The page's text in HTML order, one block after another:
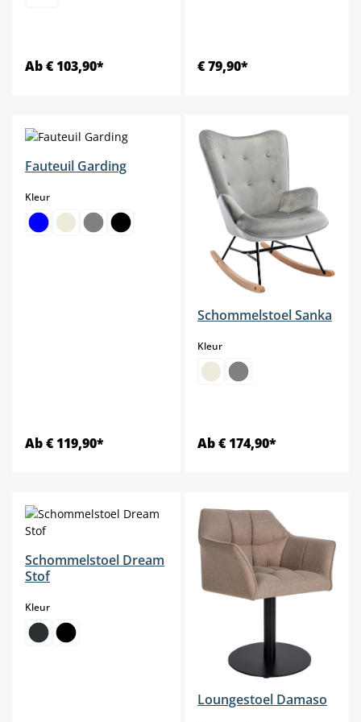
Ab € 103,90* € 79,90*
Fauteuil Garding
Kleurselect
Ab € 119,90*
Schommelstoel Sanka
Kleurselect
Ab € 174,90*
Schommelstoel Dream
Stof
Kleurselect
Loungestoel Damaso